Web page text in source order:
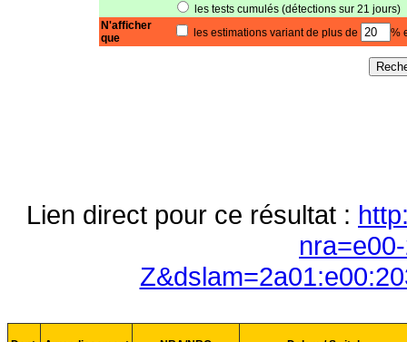
les tests cumulés (détections sur 21 jours)
N'afficher
que
les estimations variant de plus de %
Lien direct pour ce résultat :